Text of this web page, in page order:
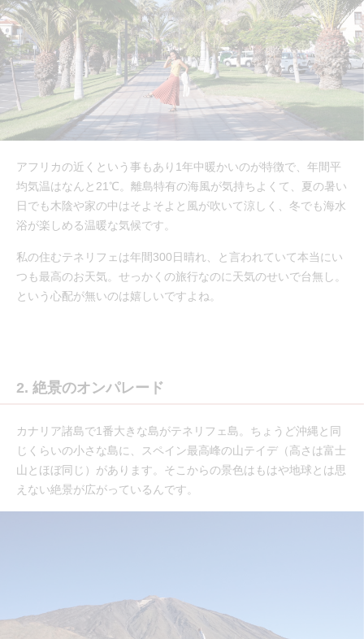
アフリカの近くという事もあり1年中暖かいのが特徴で、年間平
均気温はなんと21℃。離島特有の海風が気持ちよくて、夏の暑い
日でも木陰や家の中はそよそよと風が吹いて涼しく、冬でも海水
浴が楽しめる温暖な気候です。
私の住むテネリフェは年間300日晴れ、と言われていて本当にい
つも最高のお天気。せっかくの旅行なのに天気のせいで台無し。
という心配が無いのは嬉しいですよね。
2. 絶景のオンパレード
カナリア諸島で1番大きな島がテネリフェ島。ちょうど沖縄と同
じくらいの小さな島に、スペイン最高峰の山テイデ（高さは富士
山とほぼ同じ）があります。そこからの景色はもはや地球とは思
えない絶景が広がっているんです。